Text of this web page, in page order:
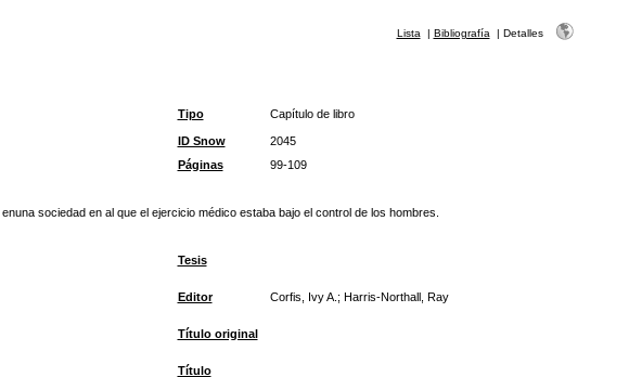
Lista | Bibliografía | Detalles
Tipo Capítulo de libro
ID Snow
2045
Páginas
99-109
sociedad en al que el ejercicio médico estaba bajo el control de los hombres.
Tesis
Editor Corfis, Ivy A.; Harris-Northall, Ray
Título original
Título